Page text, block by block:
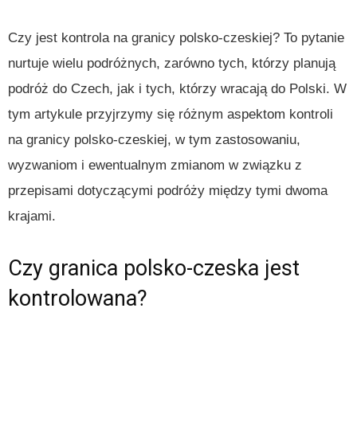
Czy jest kontrola na granicy polsko-czeskiej? To pytanie
nurtuje wielu podróżnych, zarówno tych, którzy planują
podróż do Czech, jak i tych, którzy wracają do Polski. W
tym artykule przyjrzymy się różnym aspektom kontroli
na granicy polsko-czeskiej, w tym zastosowaniu,
wyzwaniom i ewentualnym zmianom w związku z
przepisami dotyczącymi podróży między tymi dwoma
krajami.
Czy granica polsko-czeska jest
kontrolowana?